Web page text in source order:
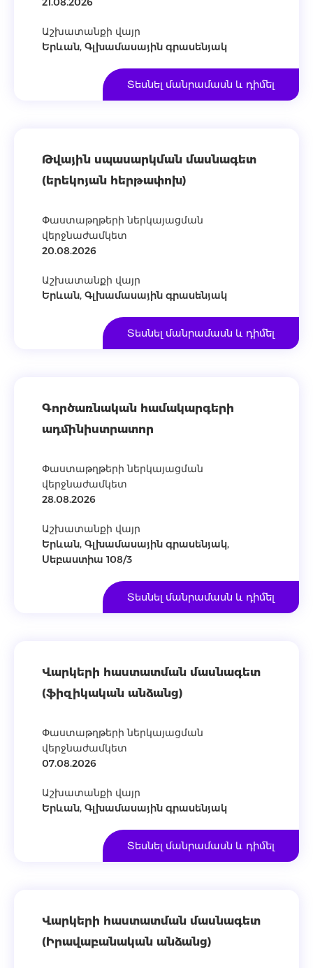
Աշխատանքի վայր
Երևան, Գլխամասային գրասենյակ
Տեսնել մանրամասն և դիմել
Թվային սպասարկման մասնագետ
(երեկոյան հերթափոխ)
Փաստաթղթերի ներկայացման
վերջնաժամկետ
20.08.2026
Աշխատանքի վայր
Երևան, Գլխամասային գրասենյակ
Տեսնել մանրամասն և դիմել
Գործառնական համակարգերի
ադմինիստրատոր
Փաստաթղթերի ներկայացման
վերջնաժամկետ
28.08.2026
Աշխատանքի վայր
Երևան, Գլխամասային գրասենյակ,
Սեբաստիա 108/3
Տեսնել մանրամասն և դիմել
Վարկերի հաստատման մասնագետ
(ֆիզիկական անձանց)
Փաստաթղթերի ներկայացման
վերջնաժամկետ
07.08.2026
Աշխատանքի վայր
Երևան, Գլխամասային գրասենյակ
Տեսնել մանրամասն և դիմել
Վարկերի հաստատման մասնագետ
(Իրավաբանական անձանց)